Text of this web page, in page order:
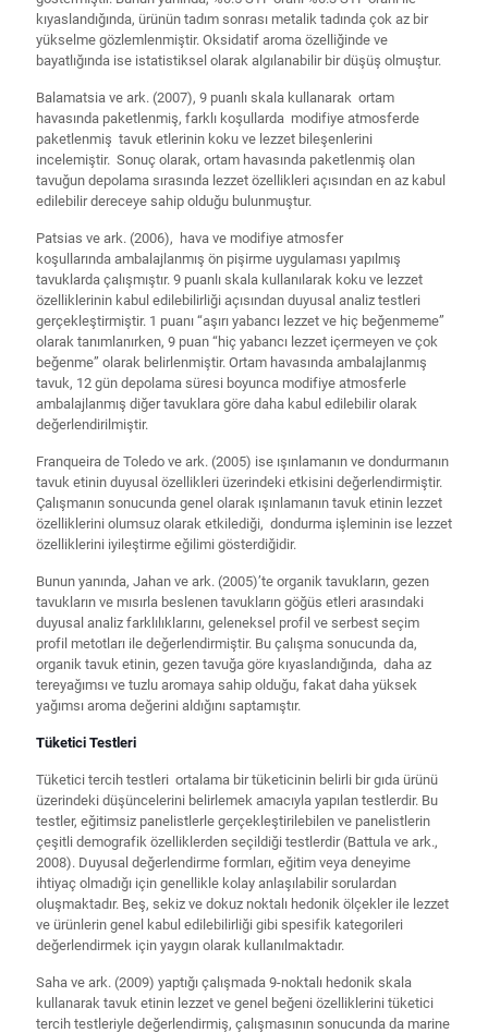
kıyaslandığında, ürünün tadım sonrası metalik tadında çok az bir
yükselme gözlemlenmiştir. Oksidatif aroma özelliğinde ve
bayatlığında ise istatistiksel olarak algılanabilir bir düşüş olmuştur.
Balamatsia ve ark. (2007), 9 puanlı skala kullanarak ortam
havasında paketlenmiş, farklı koşullarda modifiye atmosferde
paketlenmiş tavuk etlerinin koku ve lezzet bileşenlerini
incelemiştir. Sonuç olarak, ortam havasında paketlenmiş olan
tavuğun depolama sırasında lezzet özellikleri açısından en az kabul
edilebilir dereceye sahip olduğu bulunmuştur.
Patsias ve ark. (2006), hava ve modifiye atmosfer
koşullarında ambalajlanmış ön pişirme uygulaması yapılmış
tavuklarda çalışmıştır. 9 puanlı skala kullanılarak koku ve lezzet
özelliklerinin kabul edilebilirliği açısından duyusal analiz testleri
gerçekleştirmiştir. 1 puanı “aşırı yabancı lezzet ve hiç beğenmeme”
olarak tanımlanırken, 9 puan “hiç yabancı lezzet içermeyen ve çok
beğenme” olarak belirlenmiştir. Ortam havasında ambalajlanmış
tavuk, 12 gün depolama süresi boyunca modifiye atmosferle
ambalajlanmış diğer tavuklara göre daha kabul edilebilir olarak
değerlendirilmiştir.
Franqueira de Toledo ve ark. (2005) ise ışınlamanın ve dondurmanın
tavuk etinin duyusal özellikleri üzerindeki etkisini değerlendirmiştir.
Çalışmanın sonucunda genel olarak ışınlamanın tavuk etinin lezzet
özelliklerini olumsuz olarak etkilediği, dondurma işleminin ise lezzet
özelliklerini iyileştirme eğilimi gösterdiğidir.
Bunun yanında, Jahan ve ark. (2005)’te organik tavukların, gezen
tavukların ve mısırla beslenen tavukların göğüs etleri arasındaki
duyusal analiz farklılıklarını, geleneksel profil ve serbest seçim
profil metotları ile değerlendirmiştir. Bu çalışma sonucunda da,
organik tavuk etinin, gezen tavuğa göre kıyaslandığında, daha az
tereyağımsı ve tuzlu aromaya sahip olduğu, fakat daha yüksek
yağımsı aroma değerini aldığını saptamıştır.
Tüketici Testleri
Tüketici tercih testleri ortalama bir tüketicinin belirli bir gıda ürünü
üzerindeki düşüncelerini belirlemek amacıyla yapılan testlerdir. Bu
testler, eğitimsiz panelistlerle gerçekleştirilebilen ve panelistlerin
çeşitli demografik özelliklerden seçildiği testlerdir (Battula ve ark.,
2008). Duyusal değerlendirme formları, eğitim veya deneyime
ihtiyaç olmadığı için genellikle kolay anlaşılabilir sorulardan
oluşmaktadır. Beş, sekiz ve dokuz noktalı hedonik ölçekler ile lezzet
ve ürünlerin genel kabul edilebilirliği gibi spesifik kategorileri
değerlendirmek için yaygın olarak kullanılmaktadır.
Saha ve ark. (2009) yaptığı çalışmada 9-noktalı hedonik skala
kullanarak tavuk etinin lezzet ve genel beğeni özelliklerini tüketici
tercih testleriyle değerlendirmiş, çalışmasının sonucunda da marine